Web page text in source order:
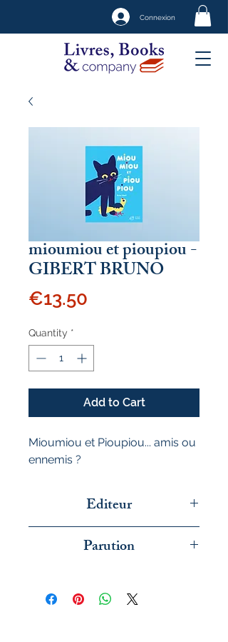
Connexion
mioumiou et pioupiou -
GIBERT BRUNO
€13.50
Quantity *
Add to Cart
Mioumiou et Pioupiou... amis ou
ennemis ?
Editeur
Parution